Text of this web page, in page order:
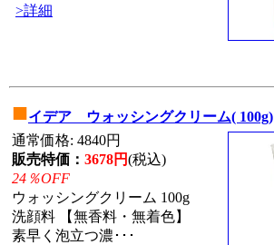
>詳細
■イデア ウォッシングクリーム( 100g)
通常価格: 4840円
販売特価： 3678円(税込)
24％OFF
ウォッシングクリーム 100g
洗顔料 【無香料・無着色】
素早く泡立つ濃･･･